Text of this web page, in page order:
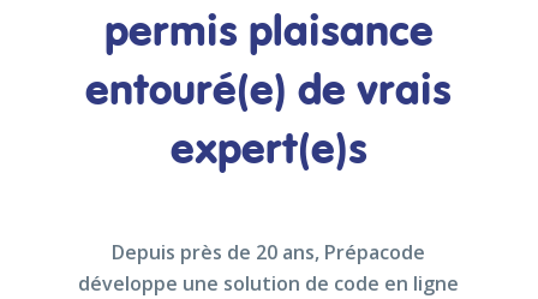
Les permis
permis plaisance
entouré(e) de vrais
expert(e)s
Depuis près de 20 ans, Prépacode
développe une solution de code en ligne